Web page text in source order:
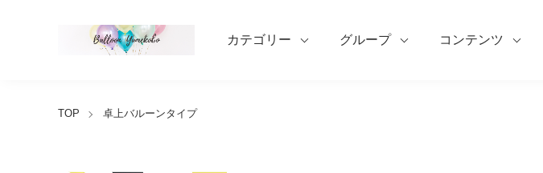
カテゴリー グループ コンテンツ
TOP 卓上バルーンタイプ